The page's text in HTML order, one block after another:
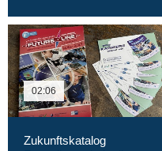
02:06
Zukunftskatalog